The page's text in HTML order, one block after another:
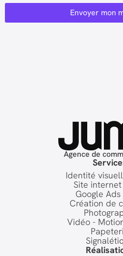
Envoyer mon
Agence de
Identité
Site internet
Google Ads
Création de
Vidéo -